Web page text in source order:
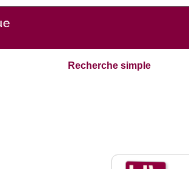
Recherche simple